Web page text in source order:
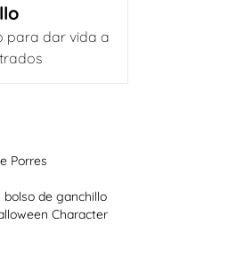
para dar vida a
Porres
de ganchillo
Character